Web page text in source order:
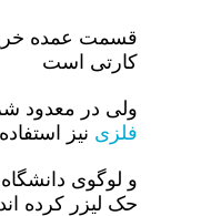
قسمت عمده
کارتی است
ولی در معدود
فلزی نیز
و لوگوی
حک لیزر کرده